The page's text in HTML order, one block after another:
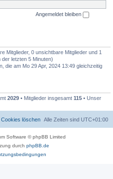
Angemeldet bleiben
Mitglieder, 0 unsichtbare Mitglieder und 1
letzten 5 Minuten)
die am Mo 29 Apr, 2024 13:49 gleichzeitig
2029 • Mitglieder insgesamt 115 • Unser
Alle Zeiten sind UTC+01:00
Cookies löschen
Software © phpBB Limited
durch phpBB.de